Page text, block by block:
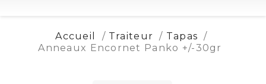
Accueil Traiteur
Tapas
Anneaux Encornet Panko +/-30gr